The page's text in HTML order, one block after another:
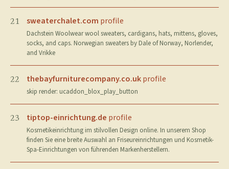
21 sweaterchalet.com profile
Dachstein Woolwear wool sweaters, cardigans, hats, mittens, gloves,
socks, and caps. Norwegian sweaters by Dale of Norway, Norlender,
and Vrikke
22 thebayfurniturecompany.co.ukprofile
skip render: ucaddon_blox_play_button
23 tiptop-einrichtung.de profile
Kosmetikeinrichtung im stilvollen Design online. In unserem Shop
finden Sie eine breite Auswahl an Friseureinrichtungen und Kosmetik-
Spa-Einrichtungen von führenden Markenherstellern.